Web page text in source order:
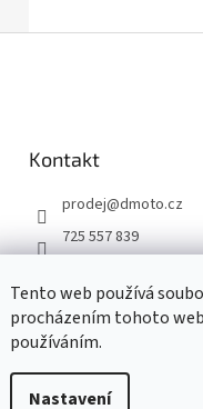
Tento web používá
procházením tohoto
používáním.
Nastavení
Kontakt
prodej@dmoto.cz
725 557 839
dmoto.cz
YouTube DMOTO